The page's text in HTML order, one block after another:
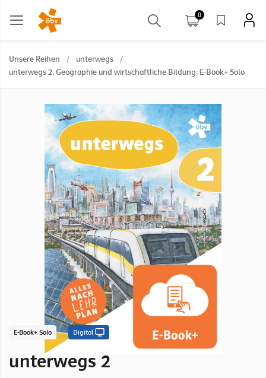
0
Unsere Reihen / unterwegs
/
unterwegs 2, Geographie und wirtschaftliche Bildung, E-Book+ Solo
E-Book+ Solo Digital
unterwegs 2